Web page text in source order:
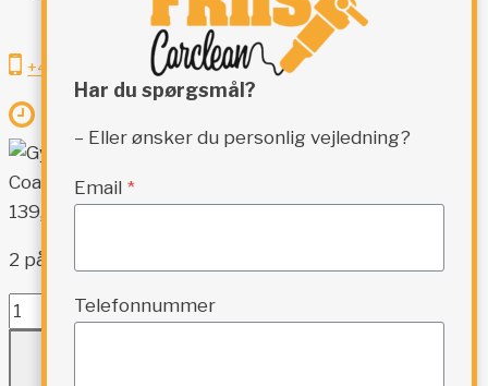
Har du spørgsmål?
– Eller ønsker du personlig vejledning?
Email *
Telefonnummer
SÆSONPAKKE – ALL-IN-ONE
+45 8161 1586
Gyeon Q²M Clay EVO,
Coarse
139,95 kr.
2 på lager
Gyeon
Q²M